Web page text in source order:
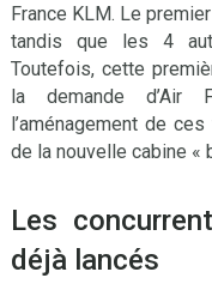
France KLM. Le
tandis que les 4
Toutefois, cette
la demande d’Air
l’aménagement de
de la nouvelle cabine «
Les
déjà lancés